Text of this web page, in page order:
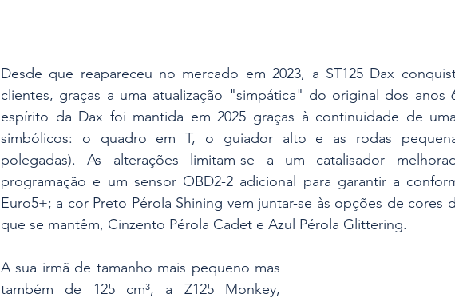
Desde que reapareceu no mercado em 2023, a ST125 Dax
clientes, graças a uma atualização "simpática" do original dos anos
espírito da Dax foi mantida em 2025 graças à continuidade de
simbólicos: o quadro em T, o guiador alto e as rodas
polegadas). As alterações limitam-se a um catalisador
programação e um sensor OBD2-2 adicional para garantir a
Euro5+; a cor Preto Pérola Shining vem juntar-se às opções de cores
que se mantêm, Cinzento Pérola Cadet e Azul Pérola Glittering.
A sua irmã de tamanho mais pequeno mas
também de 125 cm³, a Z125 Monkey,